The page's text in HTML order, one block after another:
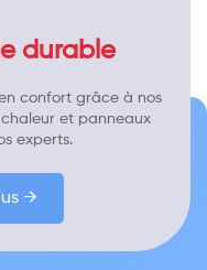
durable
confort grâce à nos
et panneaux
experts.
→